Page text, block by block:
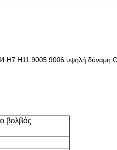
H4 H7 H11 9005 9006 υψηλή
βολβός